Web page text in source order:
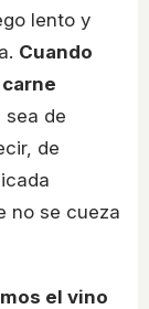
lento y
Cuando
sea de
de
no se cueza
el vino